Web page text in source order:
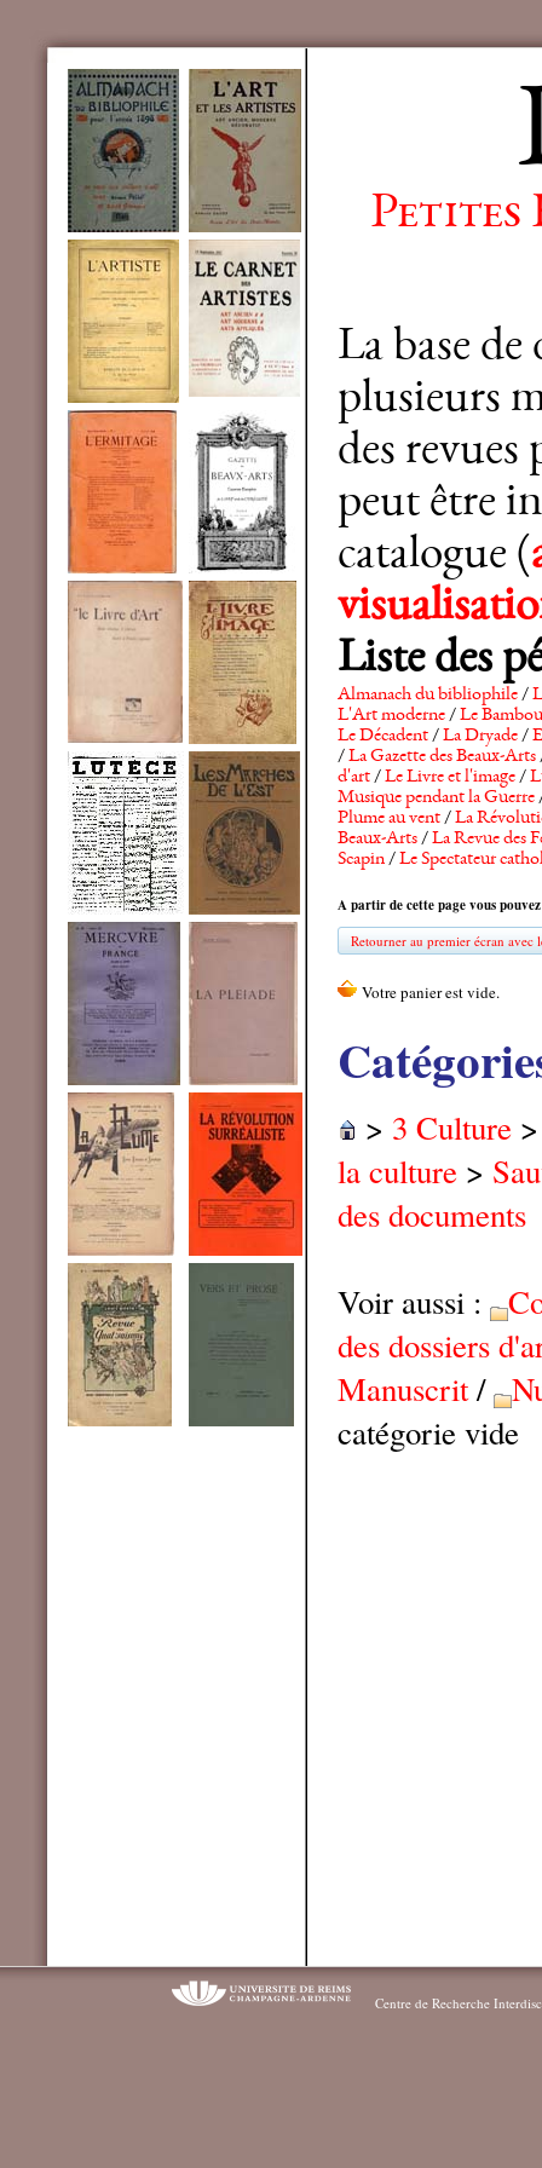
Petites
La base
plusieurs
des revues
peut être
catalogue (
Liste des
Almanach du bibliophile/
L'Art moderne/Le Bambou
Le Décadent/La Dryade/
/La Gazette des Beaux-Arts
d'art/Le Livre et l'image/
Musique pendant la Guerre
Plume au vent/La
Beaux-Arts/La Revue des
Scapin/Le Spectateur
A partir de cette page vous
Retourner au premier écran avec
> 3 Culture
la culture >
des documents
Voir aussi :
des dossiers
Manuscrit/
catégorie vide
Centre de Recherche